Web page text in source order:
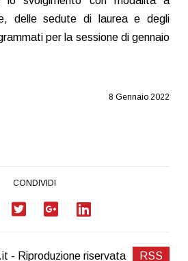
delle sedute di laurea e degli
per la sessione di gennaio
8 Gennaio 2022
CONDIVIDI
- Riproduzione riservata RSS